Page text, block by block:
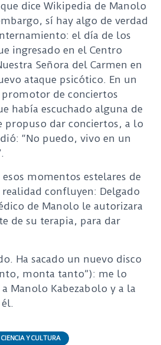
dice Wikipedia de Manolo
sí hay algo de verdad
el día de los
ingresado en el Centro
Señora del Carmen en
ataque psicótico. En un
de conciertos
había escuchado alguna de
propuso dar conciertos, a lo
“No puedo, vivo en un
momentos estelares de
confluyen: Delgado
de Manolo le autorizara
de su terapia, para dar
Ha sacado un nuevo disco
monta tanto”): me lo
Manolo Kabezabolo y a la
Y CULTURA